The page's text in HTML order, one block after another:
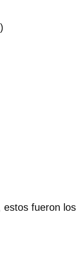
fueron